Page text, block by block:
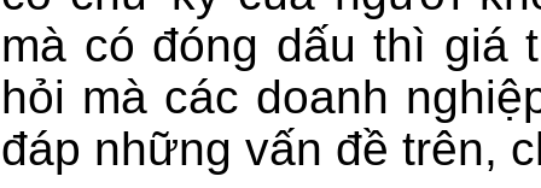
mà có đóng dấu thì giá
hỏi mà các doanh
đáp những vấn đề trên,